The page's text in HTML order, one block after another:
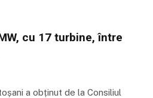
cu 17 turbine, între
a obținut de la Consiliul